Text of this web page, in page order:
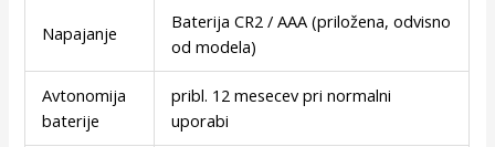
Napajanje
Baterija CR2 / AAA (priložena, odvisno
od modela)
Avtonomija
baterije
pribl. 12 mesecev pri normalni
uporabi